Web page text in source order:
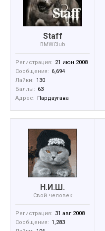
Staff
BMWClub
Регистрация: 21 июн 2008
Сообщения: 6,694
Лайки: 130
Баллы: 63
Адрес: Пардаугава
Н.И.Ш.
Свой человек
Регистрация: 31 авг 2008
Сообщения: 1,283